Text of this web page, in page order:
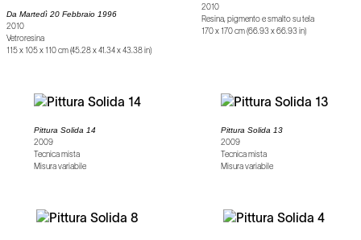
Da Martedì 20 Febbraio 1996
2010
Vetroresina
115 x 105 x 110 cm (45.28 x 41.34 x 43.38 in)
2010
Resina, pigmento e smalto su tela
170 x 170 cm (66.93 x 66.93 in)
Pittura Solida 14
2009
Tecnica mista
Misura variabile
Pittura Solida 13
2009
Tecnica mista
Misura variabile